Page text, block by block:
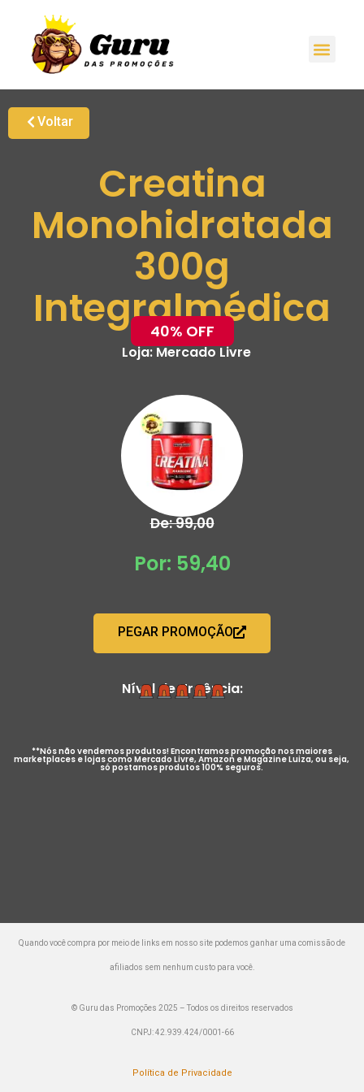
Voltar
Creatina
Monohidratada
300g
Integralmédica
40% OFF
Loja:Mercado Livre
De: 99,00
Por: 59,40
PEGAR PROMOÇÃO
Nível de Urgência:
**Nós não vendemos produtos! Encontramos promoção nos maiores
marketplaces e lojas como Mercado Livre, Amazon e Magazine Luiza, ou seja,
só postamos produtos 100% seguros.
Quando você compra por meio de links em nosso site podemos ganhar uma comissão de
afiliados sem nenhum custo para você.
© Guru das Promoções 2025 – Todos os direitos reservados
CNPJ: 42.939.424/0001-66
Política de Privacidade